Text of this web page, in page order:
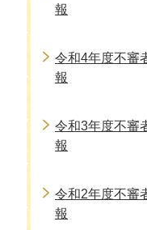
報
令和4年度不審
報
令和3年度不審
報
令和2年度不審
報